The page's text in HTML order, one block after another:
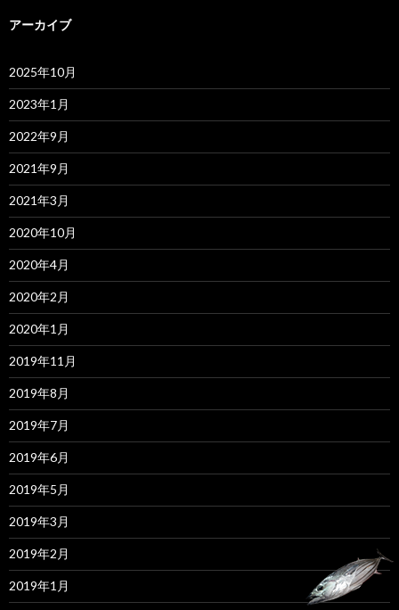
アーカイブ
2025年10月
2023年1月
2022年9月
2021年9月
2021年3月
2020年10月
2020年4月
2020年2月
2020年1月
2019年11月
2019年8月
2019年7月
2019年6月
2019年5月
2019年3月
2019年2月
2019年1月